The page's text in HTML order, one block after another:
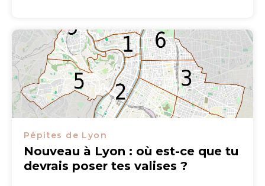
Pépites de Lyon
Nouveau à Lyon : où est-ce que tu
devrais poser tes valises ?